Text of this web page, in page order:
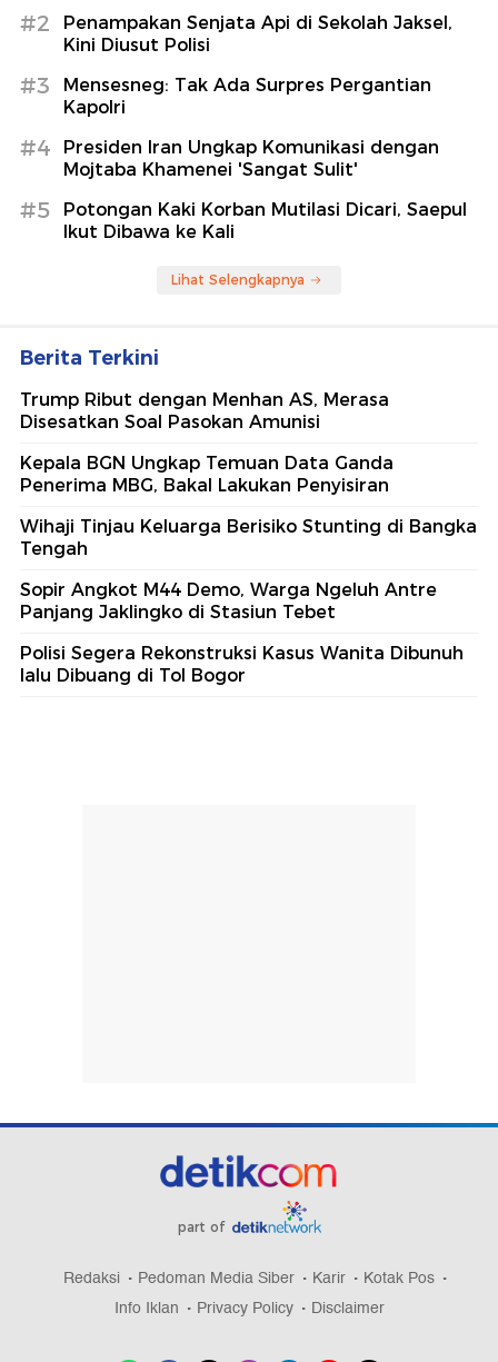
#2
Penampakan Senjata Api di Sekolah Jaksel,
Kini Diusut Polisi
#3
Mensesneg: Tak Ada Surpres Pergantian
Kapolri
#4
Presiden Iran Ungkap Komunikasi dengan
Mojtaba Khamenei 'Sangat Sulit'
#5
Potongan Kaki Korban Mutilasi Dicari, Saepul
Ikut Dibawa ke Kali
Lihat Selengkapnya
Berita Terkini
Trump Ribut dengan Menhan AS, Merasa
Disesatkan Soal Pasokan Amunisi
Kepala BGN Ungkap Temuan Data Ganda
Penerima MBG, Bakal Lakukan Penyisiran
Wihaji Tinjau Keluarga Berisiko Stunting di Bangka
Tengah
Sopir Angkot M44 Demo, Warga Ngeluh Antre
Panjang Jaklingko di Stasiun Tebet
Polisi Segera Rekonstruksi Kasus Wanita Dibunuh
lalu Dibuang di Tol Bogor
part of
Redaksi Pedoman Media Siber Karir
Kotak Pos
Info Iklan
Privacy Policy Disclaimer